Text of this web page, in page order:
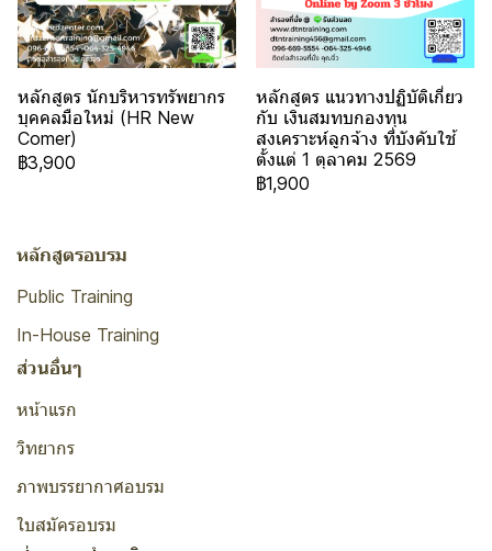
หลักสูตร นักบริหารทรัพยากร
บุคคลมือใหม่ (HR New
Comer)
฿3,900
หลักสูตร แนวทางปฏิบัติเกี่ยว
กับ เงินสมทบกองทุน
สงเคราะห์ลูกจ้าง ที่บังคับใช้
ตั้งแต่ 1 ตุลาคม 2569
฿1,900
หลักสูตรอบรม
Public Training
In-House Training
ส่วนอื่นๆ
หน้าแรก
วิทยากร
ภาพบรรยากาศอบรม
ใบสมัครอบรม